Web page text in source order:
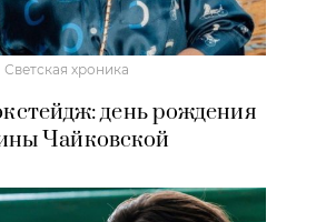
Светская хроника
день рождения
Чайковской